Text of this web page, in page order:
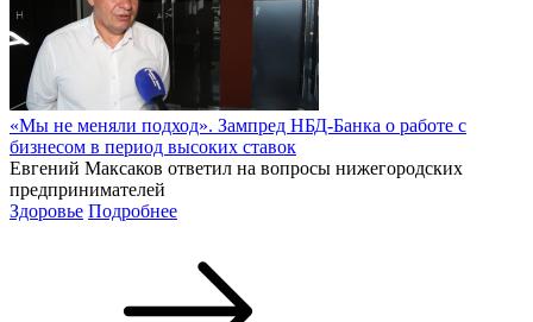
«Мы не меняли подход». Зампред НБД-Банка о работе с
бизнесом в период высоких ставок
Евгений Максаков ответил на вопросы нижегородских
предпринимателей
Здоровье Подробнее